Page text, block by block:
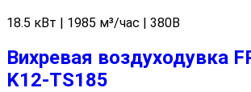
18.5 кВт | 1985 м³/час | 380В
Вихревая воздуходувка
K12-TS185